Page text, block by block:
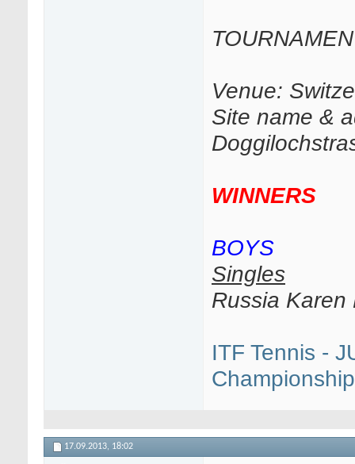
Venue:
Site name &
WINNERS
BOYS
Singles
Russia Karen
ITF Tennis -
17.09.2013, 18:02